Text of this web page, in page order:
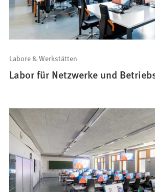
Labore & Werkstätten
Labor für Netzwerke und